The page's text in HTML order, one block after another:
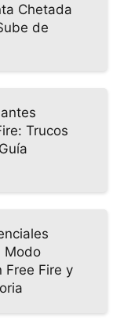
Chetada
de
Trucos
Modo
Free Fire y